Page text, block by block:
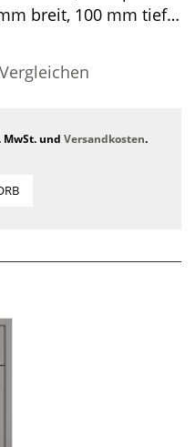
breit, 100 mm tief,
Vergleichen
MwSt. und Versandkosten.